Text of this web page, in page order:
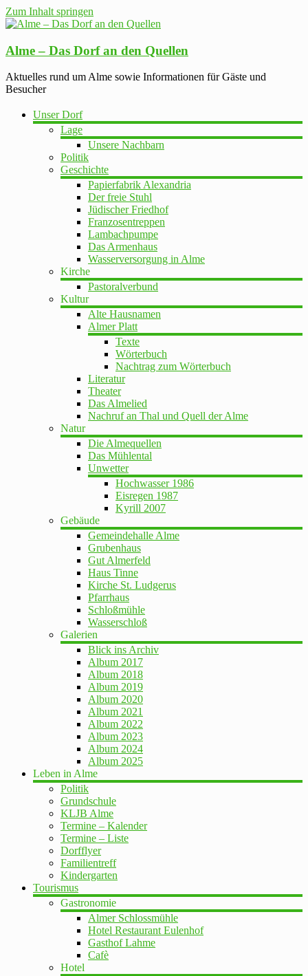
Zum Inhalt springen
Alme – Das Dorf an den Quellen
Aktuelles rund um Alme sowie Informationen für Gäste und
Besucher
Unser Dorf
Lage
Unsere Nachbarn
Politik
Geschichte
Papierfabrik Alexandria
Der freie Stuhl
Jüdischer Friedhof
Franzosentreppen
Lambachpumpe
Das Armenhaus
Wasserversorgung in Alme
Kirche
Pastoralverbund
Kultur
Alte Hausnamen
Almer Platt
Texte
Wörterbuch
Nachtrag zum Wörterbuch
Literatur
Theater
Das Almelied
Nachruf an Thal und Quell der Alme
Natur
Die Almequellen
Das Mühlental
Unwetter
Hochwasser 1986
Eisregen 1987
Kyrill 2007
Gebäude
Gemeindehalle Alme
Grubenhaus
Gut Almerfeld
Haus Tinne
Kirche St. Ludgerus
Pfarrhaus
Schloßmühle
Wasserschloß
Galerien
Blick ins Archiv
Album 2017
Album 2018
Album 2019
Album 2020
Album 2021
Album 2022
Album 2023
Album 2024
Album 2025
Leben in Alme
Politik
Grundschule
KLJB Alme
Termine – Kalender
Termine – Liste
Dorfflyer
Familientreff
Kindergarten
Tourismus
Gastronomie
Almer Schlossmühle
Hotel Restaurant Eulenhof
Gasthof Lahme
Cafè
Hotel